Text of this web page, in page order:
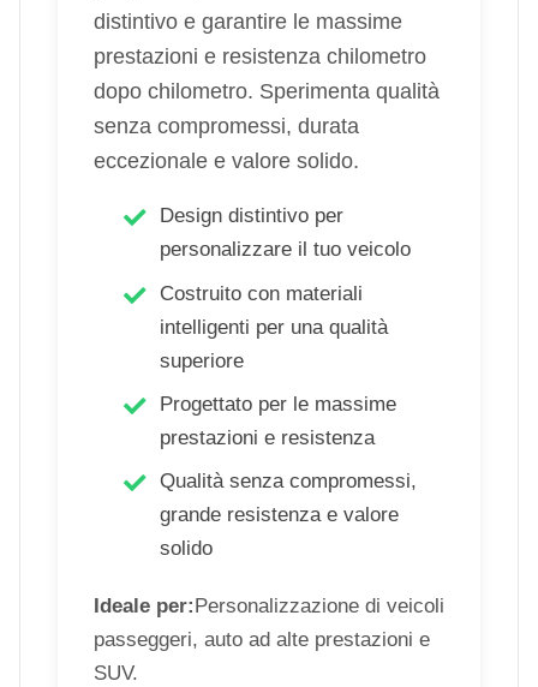
distintivo e garantire le massime
prestazioni e resistenza chilometro
dopo chilometro. Sperimenta qualità
senza compromessi, durata
eccezionale e valore solido.
Design distintivo per
personalizzare il tuo veicolo
Costruito con materiali
intelligenti per una qualità
superiore
Progettato per le massime
prestazioni e resistenza
Qualità senza compromessi,
grande resistenza e valore
solido
Ideale per: Personalizzazione di veicoli
passeggeri, auto ad alte prestazioni e
SUV.